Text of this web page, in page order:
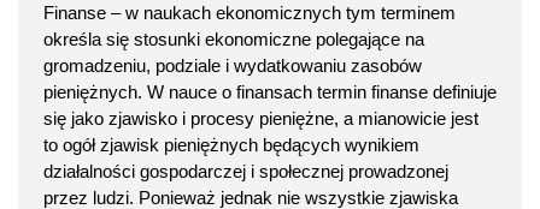
Finanse – w naukach ekonomicznych tym terminem
określa się stosunki ekonomiczne polegające na
gromadzeniu, podziale i wydatkowaniu zasobów
pieniężnych. W nauce o finansach termin finanse definiuje
się jako zjawisko i procesy pieniężne, a mianowicie jest
to ogół zjawisk pieniężnych będących wynikiem
działalności gospodarczej i społecznej prowadzonej
przez ludzi. Ponieważ jednak nie wszystkie zjawiska